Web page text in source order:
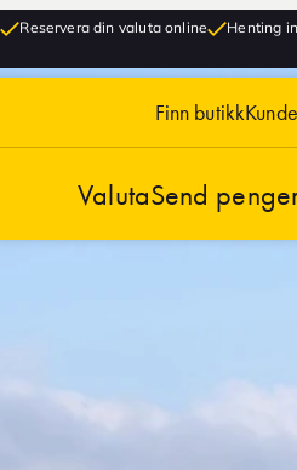
Reservera din valuta online Henting
Finn butikk
ValutaSend